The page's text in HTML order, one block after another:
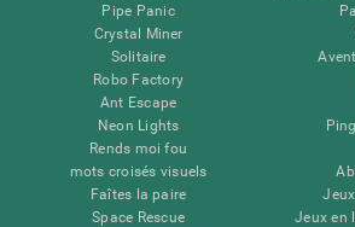
Pipe Panic
Crystal Miner
Solitaire
Robo Factory
Ant Escape
Neon Lights
Rends moi fou
mots croisés visuels
Faîtes la paire
Space Rescue
Jeux en